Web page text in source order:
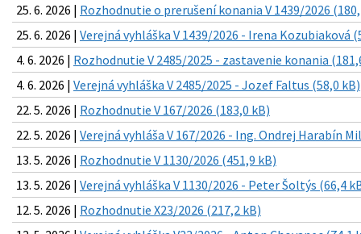
25. 6. 2026 | Rozhodnutie o prerušení konania V 1439/2026
25. 6. 2026 | Verejná vyhláška V 1439/2026 - Irena Kozubiaková
4. 6. 2026 | Rozhodnutie V 2485/2025 - zastavenie konania
4. 6. 2026 | Verejná vyhláška V 2485/2025 - Jozef Faltus (58,0 kB)
22. 5. 2026 | Rozhodnutie V 167/2026 (183,0 kB)
22. 5. 2026 | Verejná vyhláša V 167/2026 - Ing. Ondrej Harabín
13. 5. 2026 | Rozhodnutie V 1130/2026 (451,9 kB)
13. 5. 2026 | Verejná vyhláška V 1130/2026 - Peter Šoltýs (66,4
12. 5. 2026 | Rozhodnutie X23/2026 (217,2 kB)